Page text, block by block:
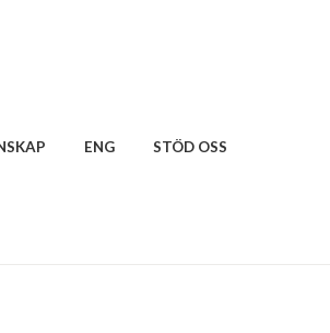
ENG STÖD OSS